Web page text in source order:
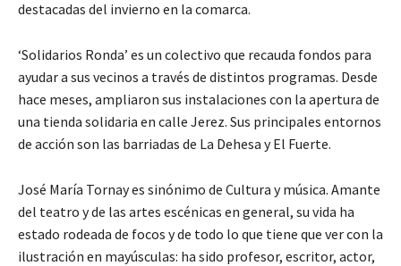
destacadas del invierno en la comarca.
‘Solidarios Ronda’ es un colectivo que recauda fondos para
ayudar a sus vecinos a través de distintos programas. Desde
hace meses, ampliaron sus instalaciones con la apertura de
una tienda solidaria en calle Jerez. Sus principales entornos
de acción son las barriadas de La Dehesa y El Fuerte.
José María Tornay es sinónimo de Cultura y música. Amante
del teatro y de las artes escénicas en general, su vida ha
estado rodeada de focos y de todo lo que tiene que ver con la
ilustración en mayúsculas: ha sido profesor, escritor, actor,